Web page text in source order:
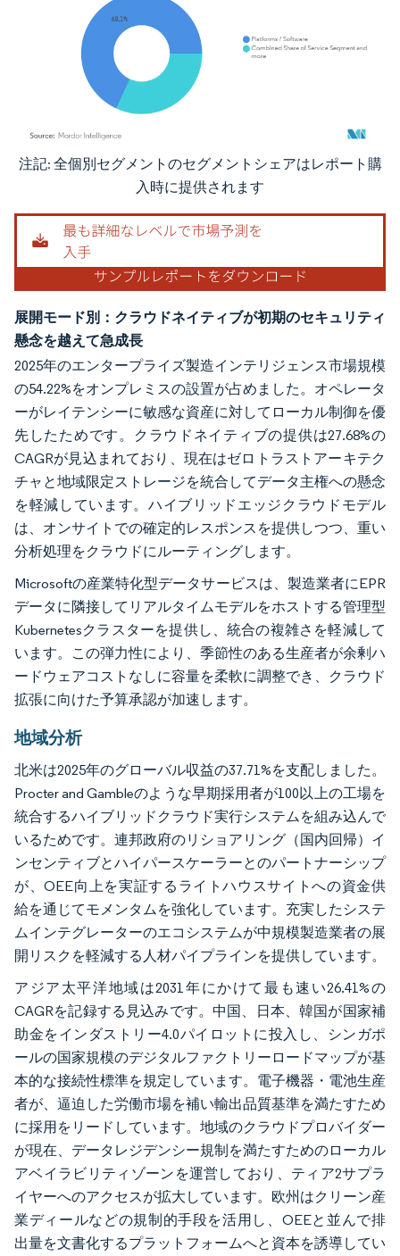
画像 © Mordor Intelligence。再利用にはCC BY 4.0の表示が必要です。
注記: 全個別セグメントのセグメントシェアはレポート購
入時に提供されます
展開モード別：クラウドネイティブが初期のセキュリティ
懸念を越えて急成長
2025年のエンタープライズ製造インテリジェンス市場規模
の54.22%をオンプレミスの設置が占めました。オペレータ
ーがレイテンシーに敏感な資産に対してローカル制御を優
先したためです。クラウドネイティブの提供は27.68%の
CAGRが見込まれており、現在はゼロトラストアーキテク
チャと地域限定ストレージを統合してデータ主権への懸念
を軽減しています。ハイブリッドエッジクラウドモデル
は、オンサイトでの確定的レスポンスを提供しつつ、重い
分析処理をクラウドにルーティングします。
Microsoftの産業特化型データサービスは、製造業者にEPR
データに隣接してリアルタイムモデルをホストする管理型
Kubernetesクラスターを提供し、統合の複雑さを軽減して
います。この弾力性により、季節性のある生産者が余剰ハ
ードウェアコストなしに容量を柔軟に調整でき、クラウド
拡張に向けた予算承認が加速します。
地域分析
北米は2025年のグローバル収益の37.71%を支配しました。
Procter and Gambleのような早期採用者が100以上の工場を
統合するハイブリッドクラウド実行システムを組み込んで
いるためです。連邦政府のリショアリング（国内回帰）イ
ンセンティブとハイパースケーラーとのパートナーシップ
が、OEE向上を実証するライトハウスサイトへの資金供
給を通じてモメンタムを強化しています。充実したシステ
ムインテグレーターのエコシステムが中規模製造業者の展
開リスクを軽減する人材パイプラインを提供しています。
アジア太平洋地域は2031年にかけて最も速い26.41%の
CAGRを記録する見込みです。中国、日本、韓国が国家補
助金をインダストリー4.0パイロットに投入し、シンガポ
ールの国家規模のデジタルファクトリーロードマップが基
本的な接続性標準を規定しています。電子機器・電池生産
者が、逼迫した労働市場を補い輸出品質基準を満たすため
に採用をリードしています。地域のクラウドプロバイダー
が現在、データレジデンシー規制を満たすためのローカル
アベイラビリティゾーンを運営しており、ティア2サプラ
イヤーへのアクセスが拡大しています。欧州はクリーン産
業ディールなどの規制的手段を活用し、OEEと並んで排
出量を文書化するプラットフォームへと資本を誘導してい